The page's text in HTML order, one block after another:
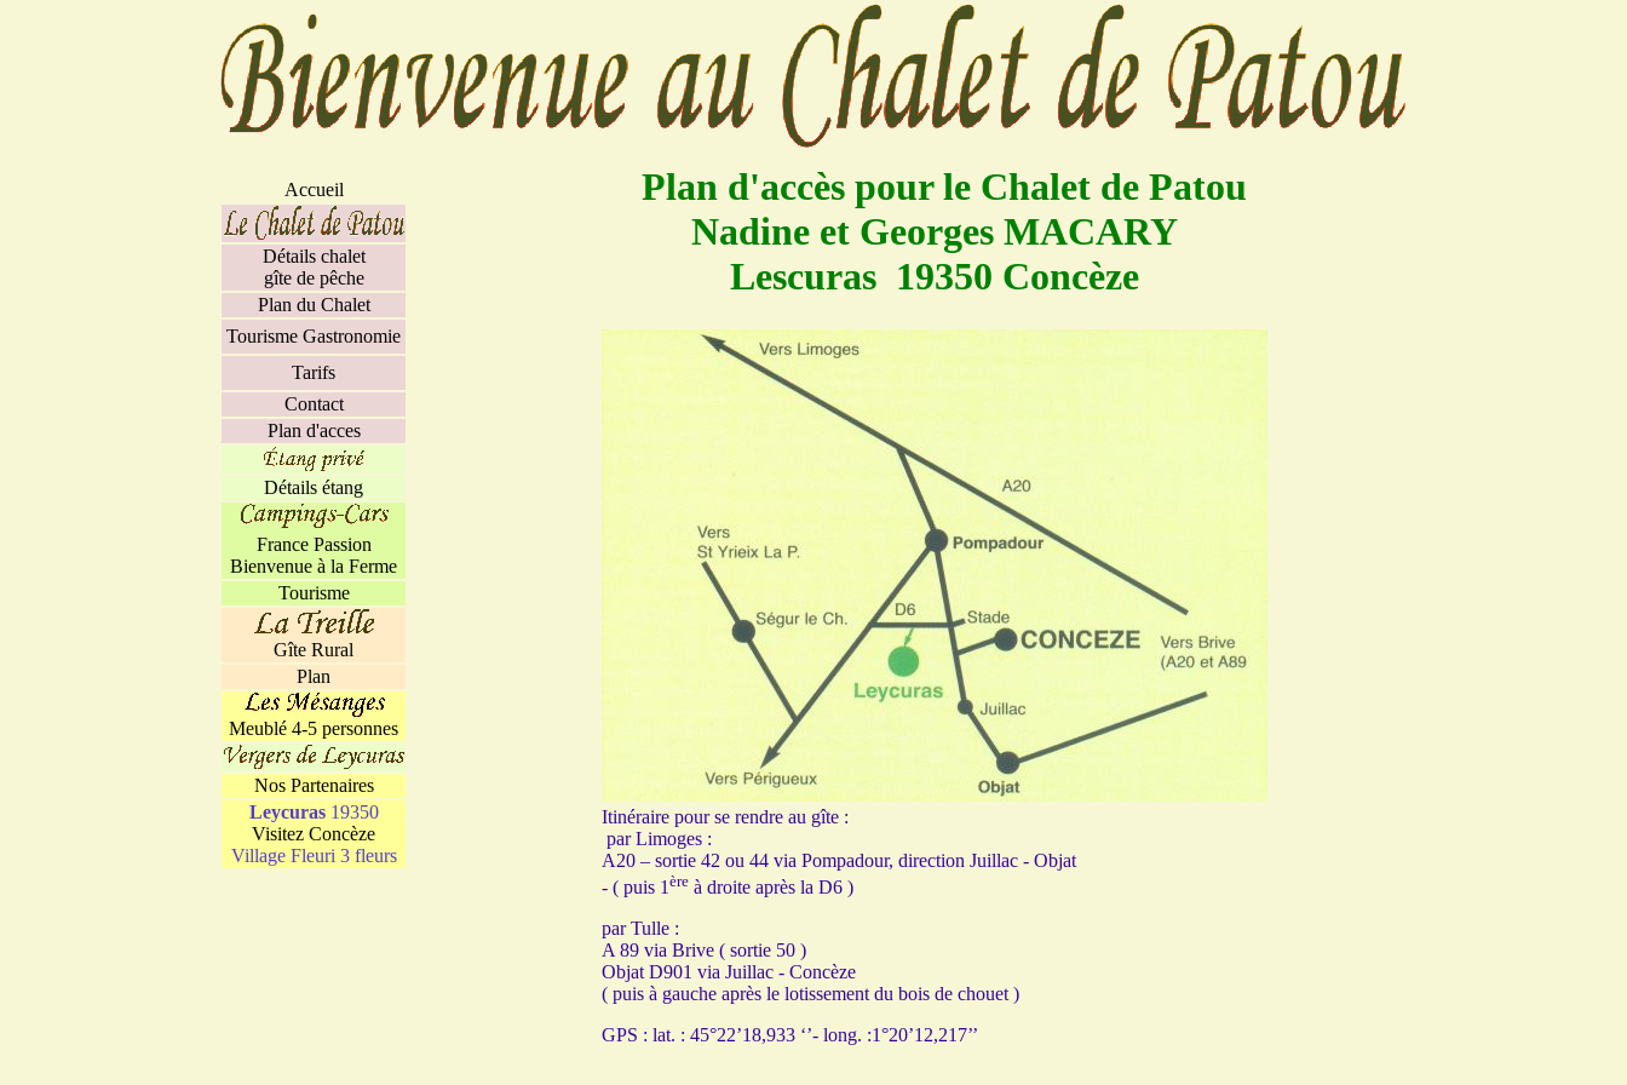
Accueil
Détails chalet
gîte de pêche
Plan du Chalet
Tourisme Gastronomie
Tarifs
Contact
Plan d'acces
Détails étang
France Passion
Bienvenue à la Ferme
Tourisme
Gîte Rural
Plan
Meublé 4-5 personnes
Nos Partenaires
Leycuras19350
Visitez Concèze
Village Fleuri 3 fleurs
Plan d'accès pour le Chalet de Patou
Nadine et Georges MACARY
Lescuras 19350 Concèze
Itinéraire pour se rendre au gîte :
par Limoges :
A20 – sortie 42 ou 44 via Pompadour, direction Juillac - Objat
- ( puis 1 ère à droite après la D6 )
par Tulle :
A 89 via Brive ( sortie 50 )
Objat D901 via Juillac - Concèze
( puis à gauche après le lotissement du bois de chouet )
GPS : lat. : 45°22’18,933 ‘’- long. :1°20’12,217’’